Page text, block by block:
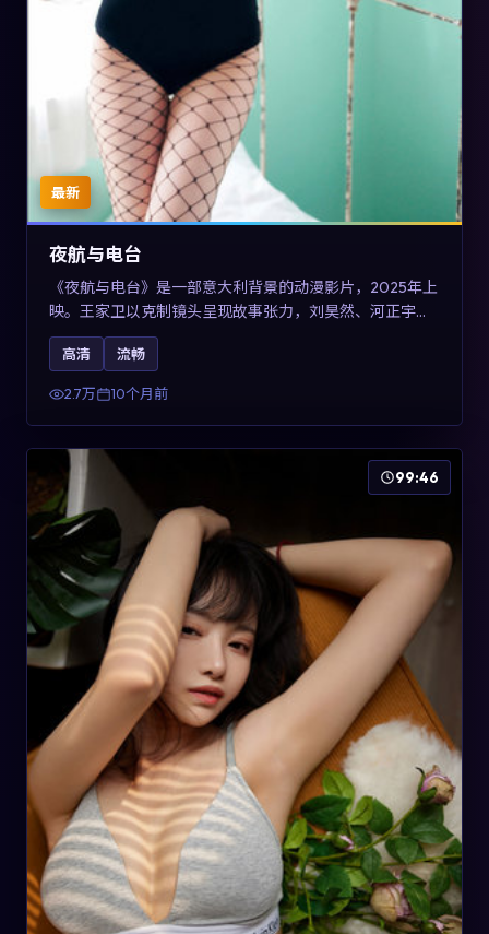
最新
夜航与电台
《夜航与电台》是一部意大利背景的动漫影片，2025年上
映。王家卫以克制镜头呈现故事张力，刘昊然、河正宇与
王景春的对手戏可圈可点。剧情层面以多线叙事拼贴都市
边缘人的选择与救赎，对关注导演风格与演员阵容的观众
具有检索与收藏价值。
高清 流畅
2.7万 10个月前
99:46